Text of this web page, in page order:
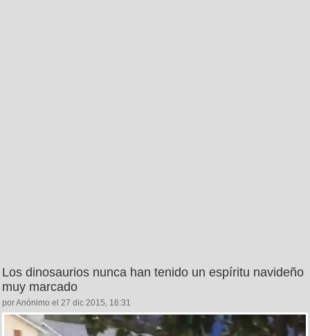
Los dinosaurios nunca han tenido un espíritu navideño
muy marcado
por Anónimo el 27 dic 2015, 16:31